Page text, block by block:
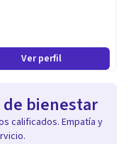
Ver perfil
bienestar
calificados. Empatía y